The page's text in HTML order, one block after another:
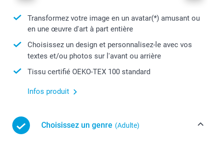
Transformez votre image en un avatar(*) amusant ou
en une œuvre d'art à part entière
Choisissez un design et personnalisez-le avec vos
textes et/ou photos sur l'avant ou arrière
Tissu certifié OEKO-TEX 100 standard
Infos produit
Choisissez un genre (Adulte)